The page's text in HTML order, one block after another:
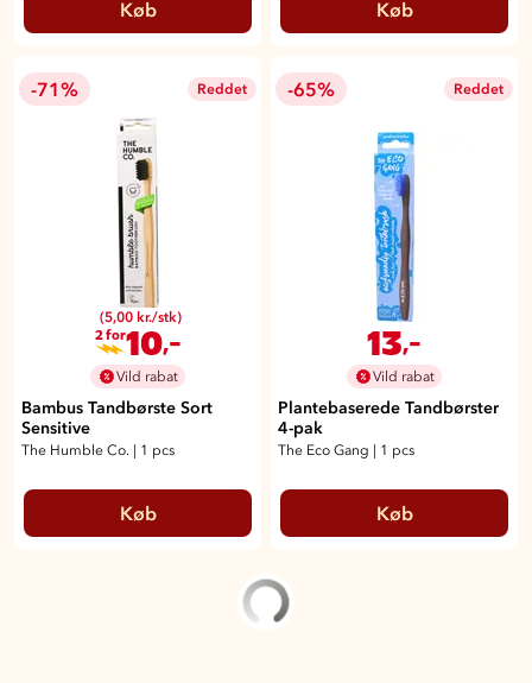
Køb Køb
-71% Reddet
(5,00 kr./stk)
2 for10,-
Vild rabat
Bambus Tandbørste Sort
Sensitive
The Humble Co. 1 pcs
Køb
-65% Reddet
13,-
Vild rabat
Plantebaserede Tandbørster
4-pak
The Eco Gang 1 pcs
Køb